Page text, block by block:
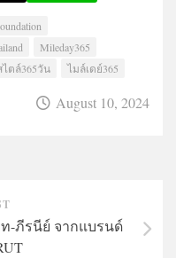
Mileday365
ตล์365วัน ไมล์เดย์365
August 10, 2024
-ภีรนีย์ จากแบรนด์